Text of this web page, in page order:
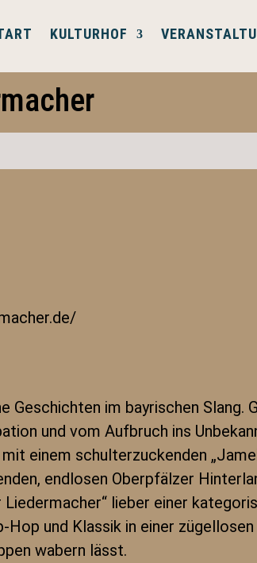
KULTURHOF
Geschichten im bayrischen Slang.
und vom Aufbruch ins
einem schulterzuckenden
endlosen Oberpfälzer
lieber einer
und Klassik in einer
wabern lässt.